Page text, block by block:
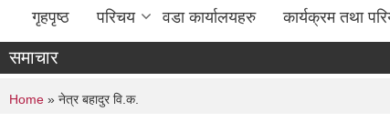
गृहपृष्ठ परिचय वडा कार्यालयहरु कार्यक्रम तथा
समाचार
You are here
Home » नेत्र बहादुर वि.क.